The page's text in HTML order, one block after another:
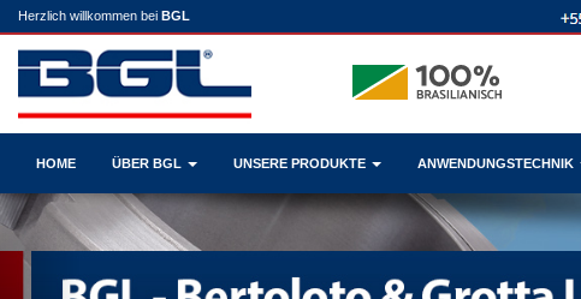
Herzlich willkommen bei BGL
HOME ÜBER BGL UNSERE PRODUKTE ANWENDUNGSTECHNIK
Previous